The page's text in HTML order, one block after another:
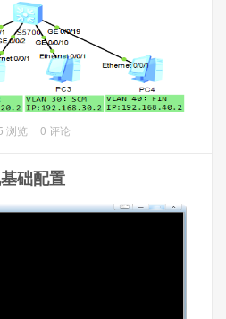
和密码：
(注意空格和大小写）//查
UserInfo 0 Username admin (注
网络（4G）。
--> “应用管理” ，找到“系统更
数据和清空缓存操作
的配置，以华为eNSP模拟器作
浏览 0 评论
础配置